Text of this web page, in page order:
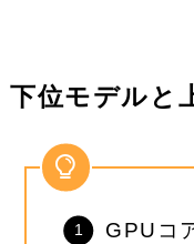
下位モデルと
GPUコ